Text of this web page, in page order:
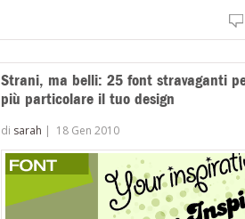
Strani, ma belli: 25 font stravaganti
più particolare il tuo design
di sarah | 18 Gen 2010